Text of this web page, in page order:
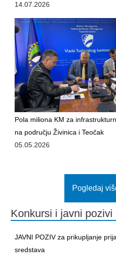
14.07.2026
Pola miliona KM za
na području Živinica i Teočak
05.05.2026
Pogledaj
Konkursi i javni pozivi
JAVNI POZIV za prikupljanje
sredstava